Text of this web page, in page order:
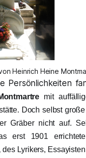
Heinrich Heine
Persönlichkeiten
mit
Doch selbst
Gräber nicht auf.
erst 1901
des Lyrikers,